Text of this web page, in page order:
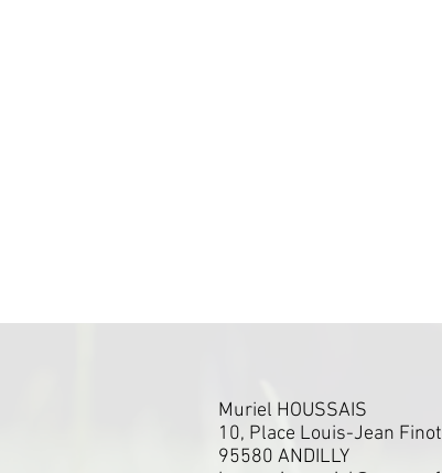
Muriel HOUSSAIS
10, Place Louis-Jean Finot
95580 ANDILLY